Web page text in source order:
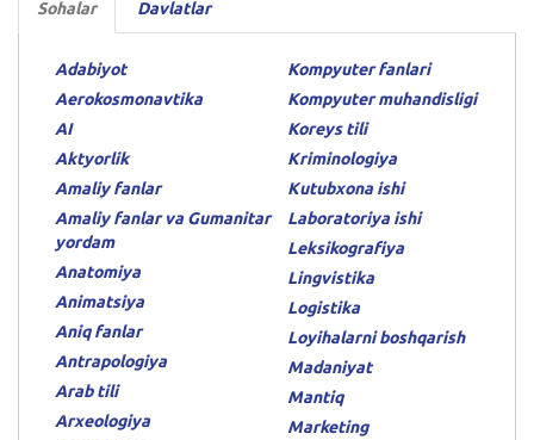
Sohalar Davlatlar
Adabiyot
Aerokosmonavtika
AI
Aktyorlik
Amaliy fanlar
Amaliy fanlar va Gumanitar
yordam
Anatomiya
Animatsiya
Aniq fanlar
Antrapologiya
Arab tili
Arxeologiya
Kompyuter fanlari
Kompyuter muhandisligi
Koreys tili
Kriminologiya
Kutubxona ishi
Laboratoriya ishi
Leksikografiya
Lingvistika
Logistika
Loyihalarni boshqarish
Madaniyat
Mantiq
Marketing